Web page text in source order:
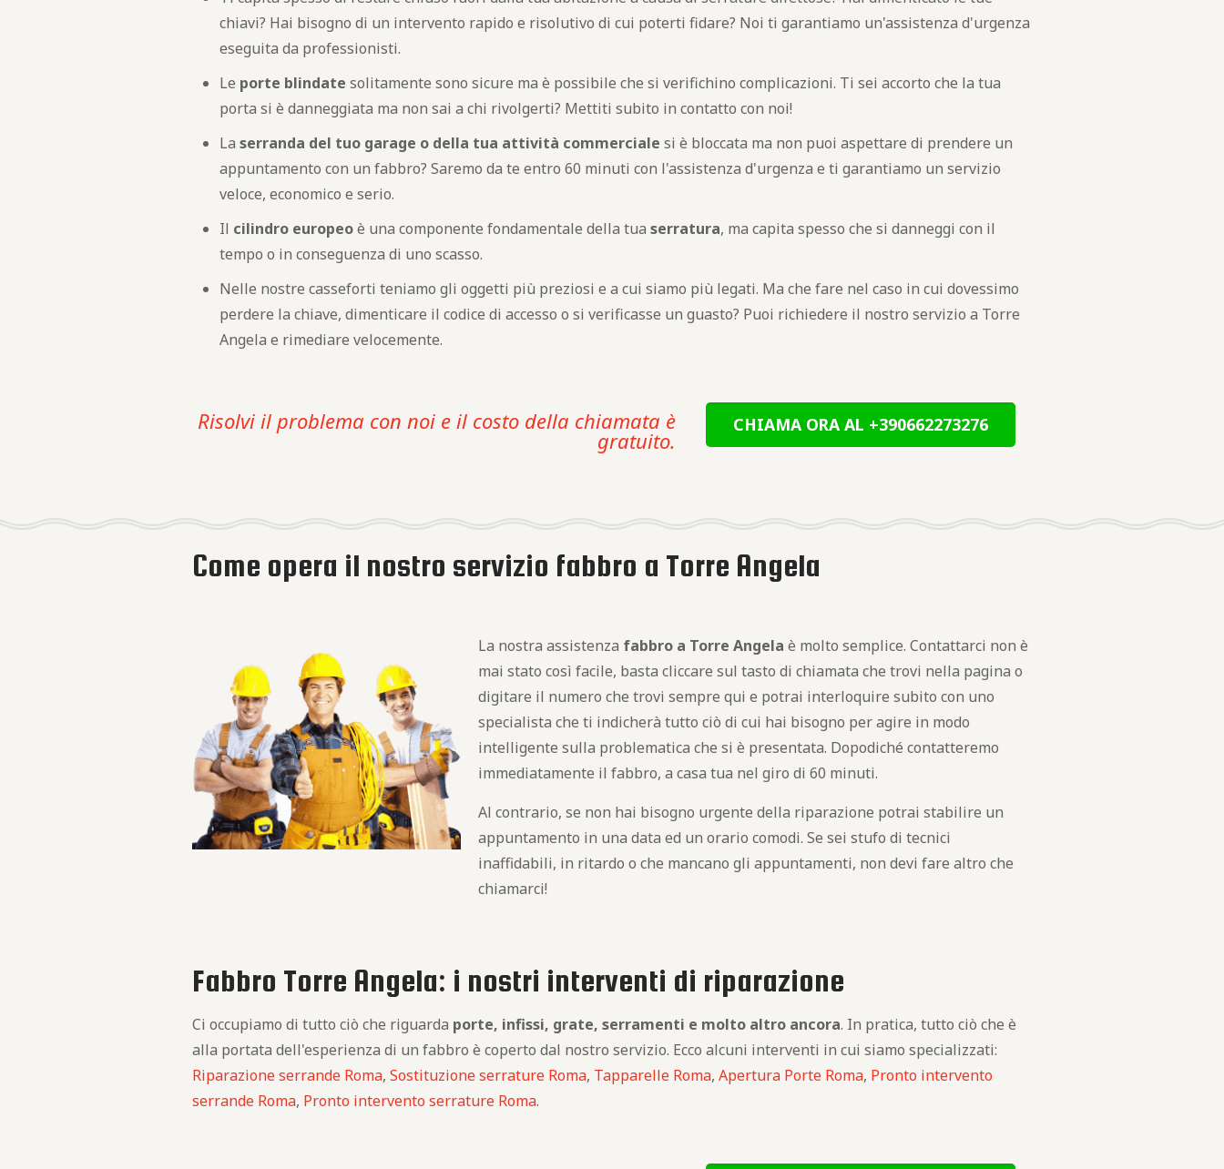
chiavi? Hai bisogno di un intervento rapido e risolutivo di cui poterti fidare? Noi ti garantiamo un'assistenza d'urgenza
eseguita da professionisti.
Le porte blindate solitamente sono sicure ma è possibile che si verifichino complicazioni. Ti sei accorto che la tua
porta si è danneggiata ma non sai a chi rivolgerti? Mettiti subito in contatto con noi!
Laserranda del tuo garage o della tua attività commerciale si è bloccata ma non puoi aspettare di prendere un
appuntamento con un fabbro? Saremo da te entro 60 minuti con l'assistenza d'urgenza e ti garantiamo un servizio
veloce, economico e serio.
Il cilindro europeoè una componente fondamentale della tuaserratura, ma capita spesso che si danneggi con il
tempo o in conseguenza di uno scasso.
Nelle nostre casseforti teniamo gli oggetti più preziosi e a cui siamo più legati. Ma che fare nel caso in cui dovessimo
perdere la chiave, dimenticare il codice di accesso o si verificasse un guasto? Puoi richiedere il nostro servizio a Torre
Angela e rimediare velocemente.
Risolvi il problema con noi e il costo della chiamata è
gratuito.
CHIAMA ORA AL +390662273276
Come opera il nostro servizio fabbro a Torre Angela
La nostra assistenza fabbro a Torre Angela è molto semplice. Contattarci non è
mai stato così facile, basta cliccare sul tasto di chiamata che trovi nella pagina o
digitare il numero che trovi sempre qui e potrai interloquire subito con uno
specialista che ti indicherà tutto ciò di cui hai bisogno per agire in modo
intelligente sulla problematica che si è presentata. Dopodiché contatteremo
immediatamente il fabbro, a casa tua nel giro di 60 minuti.
Al contrario, se non hai bisogno urgente della riparazione potrai stabilire un
appuntamento in una data ed un orario comodi. Se sei stufo di tecnici
inaffidabili, in ritardo o che mancano gli appuntamenti, non devi fare altro che
chiamarci!
Fabbro Torre Angela: i nostri interventi di riparazione
Ci occupiamo di tutto ciò che riguarda porte, infissi, grate, serramenti e molto altro ancora. In pratica, tutto ciò che è
alla portata dell'esperienza di un fabbro è coperto dal nostro servizio. Ecco alcuni interventi in cui siamo specializzati:
Riparazione serrande Roma,Sostituzione serrature Roma, Tapparelle Roma,Apertura Porte Roma, Pronto intervento
serrande Roma, Pronto intervento serrature Roma.